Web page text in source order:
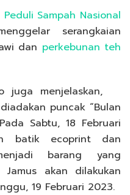
Peduli Sampah Nasional
serangkaian
dan perkebunan teh
juga menjelaskan,
puncak “Bulan
Sabtu, 18 Februari
batik ecoprint dan
barang yang
akan dilakukan
19 Februari 2023.